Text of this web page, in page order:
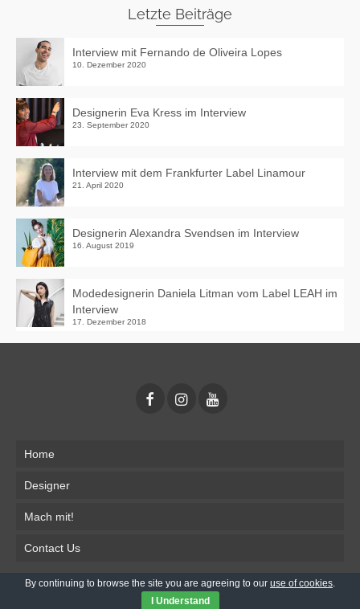
Letzte Beiträge
Interview mit Fernando de Oliveira Lopes
10. Dezember 2020
Designerin Eva Kress im Interview
23. September 2020
Interview mit dem Frankfurter Label Linamour
21. April 2020
Designerin Alexandra Svendsen im Interview
16. August 2019
Modedesignerin Daniela Litman vom Label LEAH im
Interview
17. Dezember 2018
Home
Designer
Mach mit!
Contact Us
By continuing to browse the site you are agreeing to our use of cookies.
I Understand